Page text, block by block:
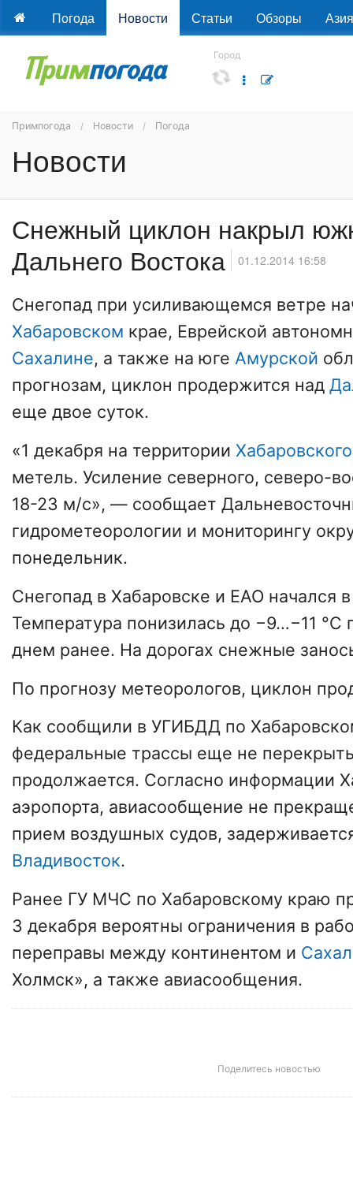
Погода Новости Статьи Обзоры Азия
Город
Примпогода Новости Погода
Новости
Снежный циклон накрыл
Дальнего Востока
01.12.2014 16:58
Снегопад при усиливающемся ветре
Хабаровском крае, Еврейской
Сахалине, а также на юге Амурской
прогнозам, циклон продержится над
еще двое суток.
«1 декабря на территории Хабаровского
метель. Усиление северного, северо-
18-23 м/с», — сообщает
гидрометеорологии и мониторингу
понедельник.
Снегопад в Хабаровске и ЕАО начался
Температура понизилась до −9…−11 °С
днем ранее. На дорогах снежные
По прогнозу метеорологов, циклон
Как сообщили в УГИБДД по
федеральные трассы еще не
продолжается. Согласно информации
аэропорта, авиасообщение не
прием воздушных судов,
Владивосток.
Ранее ГУ МЧС по Хабаровскому краю
3 декабря вероятны ограничения в
переправы между континентом и
Холмск», а также авиасообщения.
Поделитесь новостью